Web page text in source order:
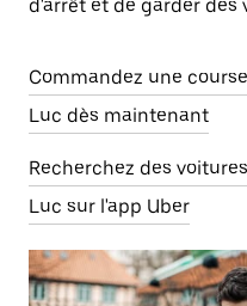
d'arrêt et de garder des
Commandez une
Luc dès maintenant
Recherchez des
Luc sur l'app Uber